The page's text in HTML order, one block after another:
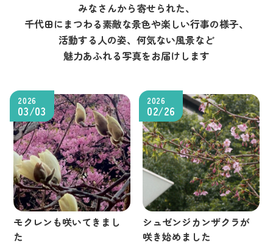
みなさんから寄せられた、
千代田にまつわる素敵な景色や楽しい行事の様子、
活動する人の姿、 何気ない風景など
魅力あふれる写真をお届けします
2026
03/03
モクレンも咲いてきまし
た
2026
02/26
シュゼンジカンザクラが
咲き始めました